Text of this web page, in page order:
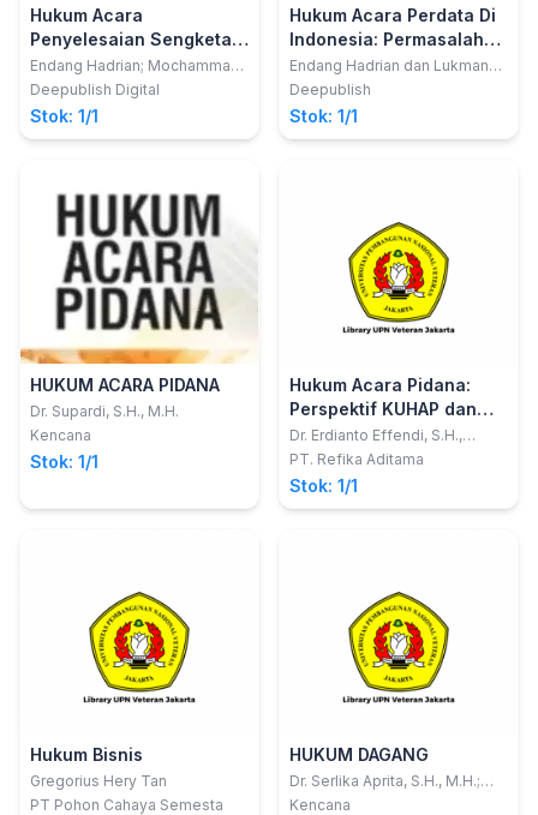
Hukum Acara
Penyelesaian Sengketa
Hubungan Industrial
(Teori dan Praktik)
Endang Hadrian; Mochammad
Syafruddin Rezky Sanaky
Deepublish Digital
Stok: 1/1
Hukum Acara Perdata Di
Indonesia: Permasalahan
Eksekusi Dan Mediasi
Endang Hadrian dan Lukman
Hakim
Deepublish
Stok: 1/1
HUKUM ACARA PIDANA
Dr. Supardi, S.H., M.H.
Kencana
Stok: 1/1
Hukum Acara Pidana:
Perspektif KUHAP dan
Peraturan Lainnya
Dr. Erdianto Effendi, S.H.,
M.Hum.
PT. Refika Aditama
Stok: 1/1
Hukum Bisnis
Gregorius Hery Tan
PT Pohon Cahaya Semesta
HUKUM DAGANG
Dr. Serlika Aprita, S.H., M.H.;
Atika Ismail, S.H., M.H.
Kencana